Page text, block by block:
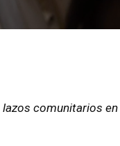
lazos comunitarios en